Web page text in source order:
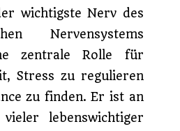
wichtigste Nerv des
Nervensystems
zentrale Rolle für
Stress zu regulieren
zu finden. Er ist an
lebenswichtiger